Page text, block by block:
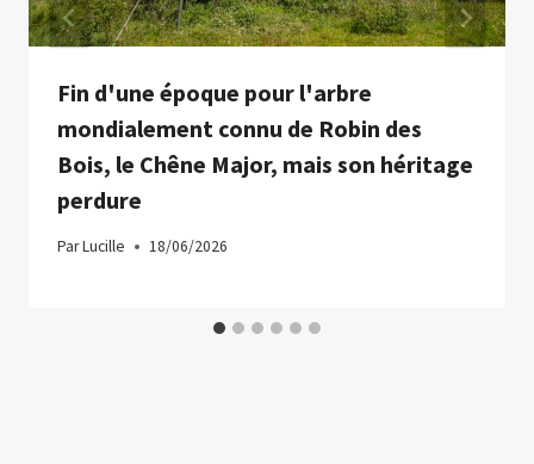
Fin d'une époque pour l'arbre
mondialement connu de Robin des
Bois, le Chêne Major, mais son héritage
perdure
ParLucille 18/06/2026